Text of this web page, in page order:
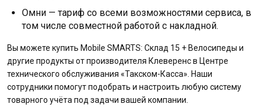
Омни — тариф со всеми возможностями сервиса, в
том числе совместной работой с накладной.
Вы можете купить Mobile SMARTS: Склад 15 + Велосипеды и
другие продукты от производителя Клеверенс в Центре
технического обслуживания «Такском-Касса». Наши
сотрудники помогут подобрать и настроить любую систему
товарного учёта под задачи вашей компании.